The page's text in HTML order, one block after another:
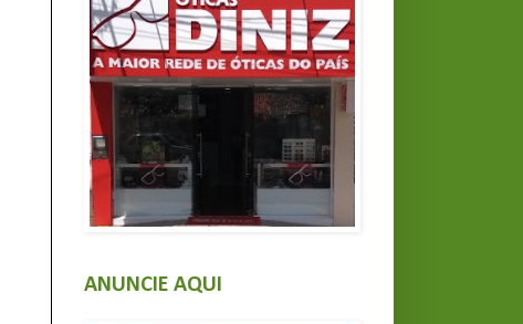
ANUNCIE AQUI